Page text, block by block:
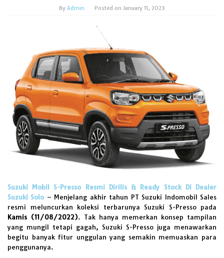
By Admin Posted on January 11, 2023
Suzuki Mobil S-Presso Resmi Dirilis & Ready Stock Di Dealer
Suzuki Solo – Menjelang akhir tahun PT Suzuki Indomobil Sales
resmi meluncurkan koleksi terbarunya Suzuki S-Presso pada
Kamis (11/08/2022). Tak hanya memerkan konsep tampilan
yang mungil tetapi gagah, Suzuki S-Presso juga menawarkan
begitu banyak fitur unggulan yang semakin memuaskan para
penggunanya.